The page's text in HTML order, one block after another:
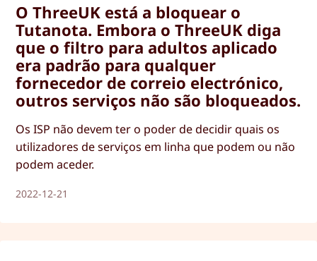
O ThreeUK está a bloquear o
Tutanota. Embora o ThreeUK diga
que o filtro para adultos aplicado
era padrão para qualquer
fornecedor de correio electrónico,
outros serviços não são bloqueados.
Os ISP não devem ter o poder de decidir quais os
utilizadores de serviços em linha que podem ou não
podem aceder.
2022-12-21